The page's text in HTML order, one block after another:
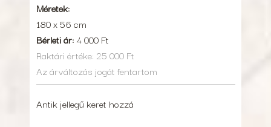
Méretek:
180 x 56 cm
Bérleti ár:4 000 Ft
Raktári értéke: 25 000 Ft
Az árváltozás jogát fentartom
Antik jellegű keret hozzá